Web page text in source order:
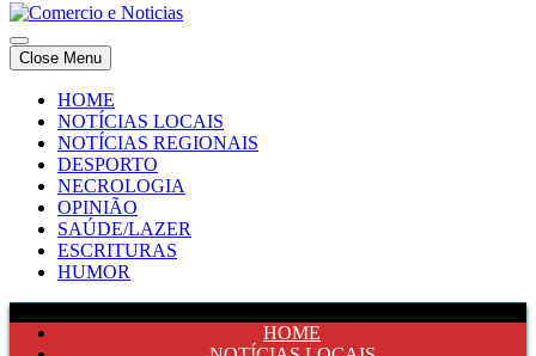
Comercio e Noticias
Notícias e Publicidade Online
Comercio e Noticias
Notícias e Publicidade Online
Close Menu
HOME
NOTÍCIAS LOCAIS
NOTÍCIAS REGIONAIS
DESPORTO
NECROLOGIA
OPINIÃO
SAÚDE/LAZER
ESCRITURAS
HUMOR
HOME